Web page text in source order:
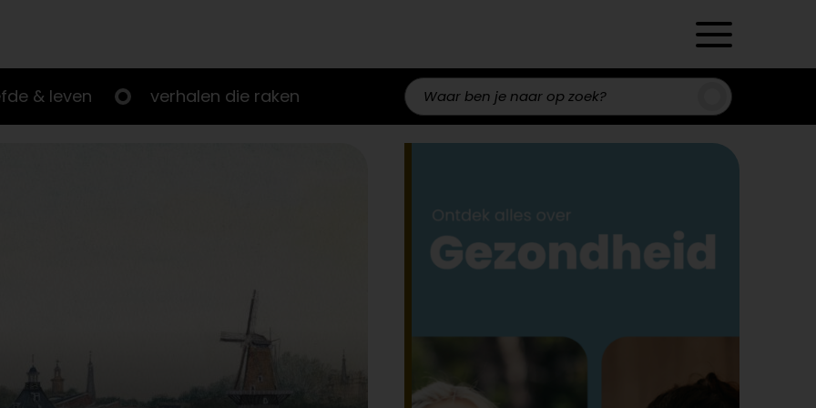
& leven verhalen die raken Zoeken